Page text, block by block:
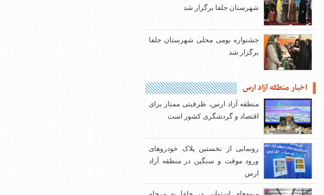
شهرستان جلفا برگزار شد
جشنواره بومی محلی شهرستان جلفا
برگزار شد
اخبار منطقه آزاد ارس
منطقه آزاد ارس، ظرفیتی ممتاز برای
اقتصاد و گردشگری کشور است
رونمایی از نخستین پلاک خودروهای
ورود موقت و سنگین در منطقه آزاد
ارس